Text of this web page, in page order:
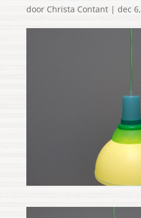
door Christa Contant| dec